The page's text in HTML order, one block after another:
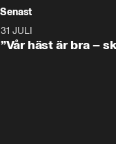
Senast
31 JULI
”Vår häst är bra –